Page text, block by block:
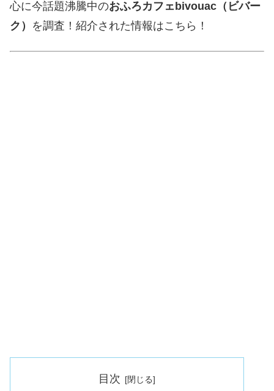
心に今話題沸騰中のおふろカフェbivouac（ビバー
ク） を調査！紹介された情報はこちら！
目次